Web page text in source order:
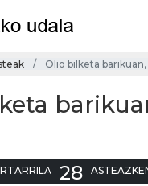
Olio bilketa
28